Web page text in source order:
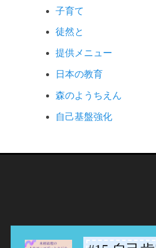
子育て
徒然と
提供メニュー
日本の教育
森のようちえん
自己基盤強化